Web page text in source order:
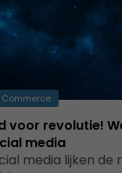
Commerce
voor revolutie!
media
media lijken de